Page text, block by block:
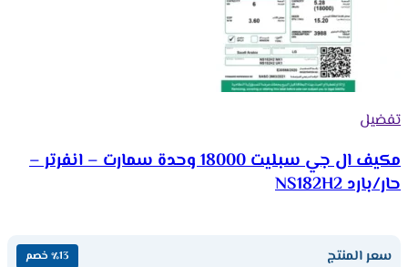
تفضيل
مكيف ال جي سبليت 18000 وحدة سمارت – انفرتر –
حار/بارد NS182H2
سعر المنتج ٪13 خصم